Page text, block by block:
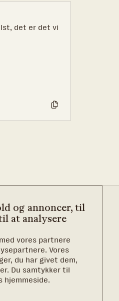
det er det vi
negative
og vær med
og annoncer, til
at analysere
vores partnere
Vores
du har givet dem,
Du samtykker til